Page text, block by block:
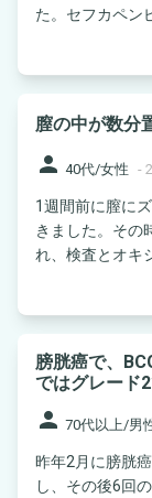
た。セフカペン
膣の中が数分
person 40代/女性 -
1週間前に膣に
きました。その
れ、検査とオキ
膀胱癌で、
ではグレード
person 70代以上/男
昨年2月に膀胱
し、その後6回